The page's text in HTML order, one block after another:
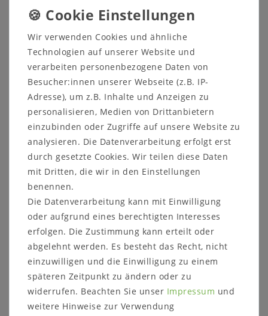
Sitzbank mit Stauraum
wahlweise mit oder ohne
Armlehnee
Kiefer massiv Goldbraunfarben
lackiert
Andere Artikel des Programms finden Sie
HIER!
Diese landhausstil Sitzbank verfügt über eine
Rückenlehne. Sie wird wahlweise mit oder
ohne Armlehnen ausgeliefert.
Die Sitzfläche lässt sich aufklappen. Darunter
befindet sich ein Stauraum.
Beschreibung:Sitzbank mit Rückenlehne
mit Stauraum unter der
Wir verwenden Cookies und ähnliche
Technologien auf unserer Website und
verarbeiten personenbezogene Daten von
Besucher:innen unserer Webseite (z.B. IP-
Adresse), um z.B. Inhalte und Anzeigen zu
personalisieren, Medien von Drittanbietern
einzubinden oder Zugriffe auf unsere Website zu
analysieren. Die Datenverarbeitung erfolgt erst
durch gesetzte Cookies. Wir teilen diese Daten
mit Dritten, die wir in den Einstellungen
benennen.
Die Datenverarbeitung kann mit Einwilligung
oder aufgrund eines berechtigten Interesses
erfolgen. Die Zustimmung kann erteilt oder
abgelehnt werden. Es besteht das Recht, nicht
einzuwilligen und die Einwilligung zu einem
späteren Zeitpunkt zu ändern oder zu
widerrufen. Beachten Sie unser Impressum und
weitere Hinweise zur Verwendung